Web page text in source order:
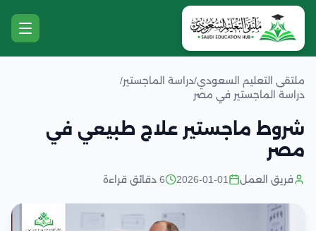
ملتقى التعليم السعودي/دراسة الماجستير/
دراسة الماجستير في مصر
شروط ماجستير علاج طبيعي في
مصر
فريق العمل 2026-01-01 6 دقائق قراءة